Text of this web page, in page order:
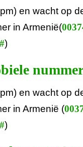
en wacht op
in Armenië(
#)
en wacht op
in Armenië (
#)